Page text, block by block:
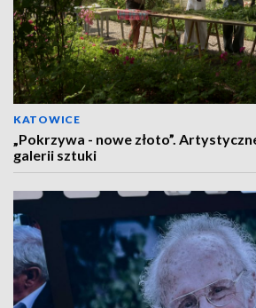
KATOWICE
„Pokrzywa - nowe złoto”.
galerii sztuki